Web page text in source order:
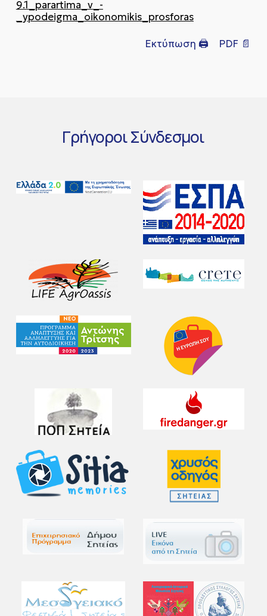
9.1_parartima_v_-
_ypodeigma_oikonomikis_prosforas
Εκτύπωση 🖨 PDF 📄
ΓρήγοροιΣύνδεσμοι